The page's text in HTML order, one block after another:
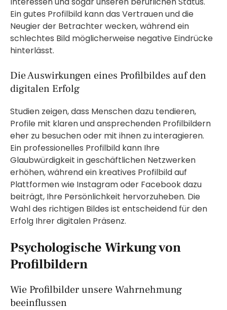
Ein gutes Profilbild kann das Vertrauen und die
Neugier der Betrachter wecken, während ein
schlechtes Bild möglicherweise negative Eindrücke
hinterlässt.
Die Auswirkungen eines Profilbildes auf den
digitalen Erfolg
Studien zeigen, dass Menschen dazu tendieren,
Profile mit klaren und ansprechenden Profilbildern
eher zu besuchen oder mit ihnen zu interagieren.
Ein professionelles Profilbild kann Ihre
Glaubwürdigkeit in geschäftlichen Netzwerken
erhöhen, während ein kreatives Profilbild auf
Plattformen wie Instagram oder Facebook dazu
beiträgt, Ihre Persönlichkeit hervorzuheben. Die
Wahl des richtigen Bildes ist entscheidend für den
Erfolg Ihrer digitalen Präsenz.
Psychologische Wirkung von
Profilbildern
Wie Profilbilder unsere Wahrnehmung
beeinflussen